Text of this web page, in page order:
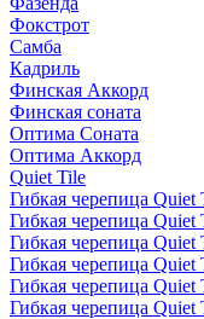
Фокстрот
Самба
Кадриль
Финская Аккорд
Финская соната
Оптима Соната
Оптима Аккорд
Quiet Tile
Гибкая черепица Quiet
Гибкая черепица
Гибкая черепица
Гибкая черепица
Гибкая черепица
Гибкая черепица Quiet